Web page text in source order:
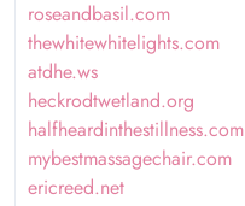
roseandbasil.com
thewhitewhitelights.com
atdhe.ws
heckrodtwetland.org
halfheardinthestillness.com
mybestmassagechair.com
ericreed.net